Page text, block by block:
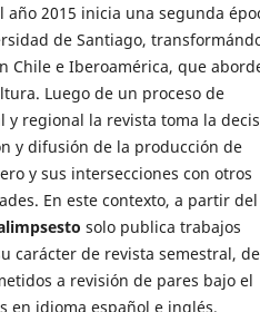
2015 inicia una segunda
de Santiago,
Chile e Iberoamérica, que
Luego de un proceso de
y regional la revista toma la
y difusión de la producción de
y sus intersecciones con otros
En este contexto, a partir del
solo publica trabajos
carácter de revista semestral, de
a revisión de pares bajo el
en idioma español e inglés.